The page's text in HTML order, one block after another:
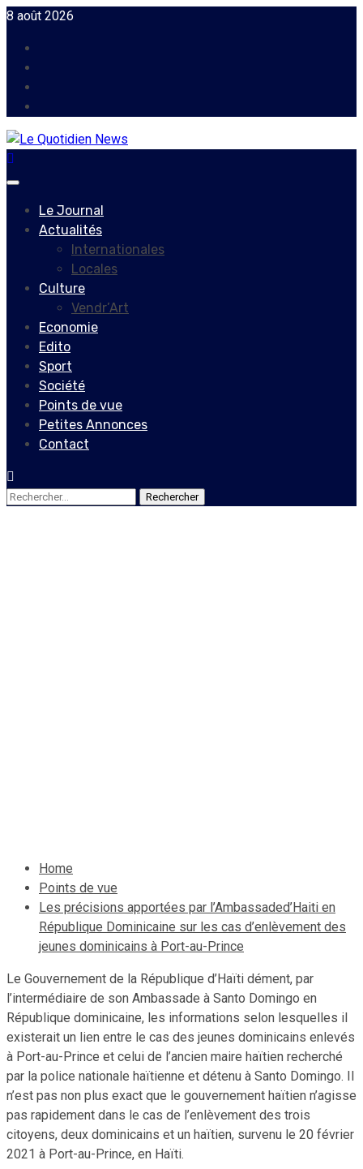
Skip
content
8 août 2026
Primary
Le Journal
Actualités
Internationales
Locales
Culture
Vendr’Art
Economie
Edito
Sport
Société
Points de vue
Petites Annonces
Contact
Rechercher :
Home
Points de vue
Les précisions apportées par l’Ambassaded’Haiti en
République Dominicaine sur les cas d’enlèvement des
jeunes dominicains à Port-au-Prince
Le Gouvernement de la République d’Haïti dément, par
l’intermédiaire de son Ambassade à Santo Domingo en
République dominicaine, les informations selon lesquelles il
existerait un lien entre le cas des jeunes dominicains enlevés
à Port-au-Prince et celui de l’ancien maire haïtien recherché
par la police nationale haïtienne et détenu à Santo Domingo. Il
n’est pas non plus exact que le gouvernement haïtien n’agisse
pas rapidement dans le cas de l’enlèvement des trois
citoyens, deux dominicains et un haïtien, survenu le 20 février
2021 à Port-au-Prince, en Haïti.